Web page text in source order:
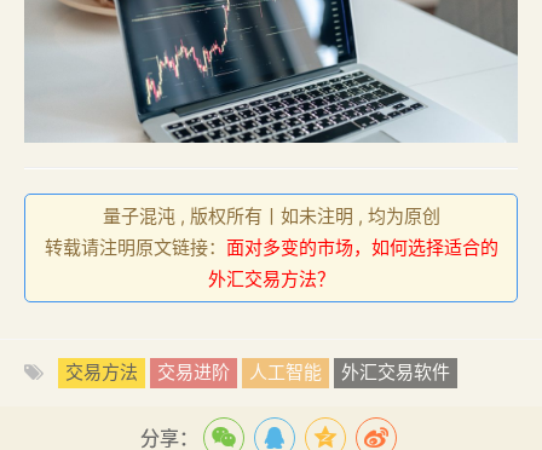
量子混沌 , 版权所有丨如未注明 , 均为原创
转载请注明原文链接： 面对多变的市场，如何选择适合的
外汇交易方法？
交易方法 交易进阶 人工智能 外汇交易软件
分享：